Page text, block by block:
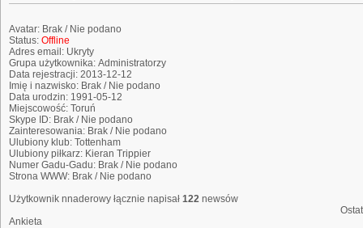
Avatar: Brak / Nie podano
Status: Offline
Adres email: Ukryty
Grupa użytkownika: Administratorzy
Data rejestracji: 2013-12-12
Imię i nazwisko: Brak / Nie podano
Data urodzin: 1991-05-12
Miejscowość: Toruń
Skype ID: Brak / Nie podano
Zainteresowania: Brak / Nie podano
Ulubiony klub: Tottenham
Ulubiony piłkarz: Kieran Trippier
Numer Gadu-Gadu: Brak / Nie podano
Strona WWW: Brak / Nie podano
Użytkownik nnaderowy łącznie napisał 122 newsów
Ankieta